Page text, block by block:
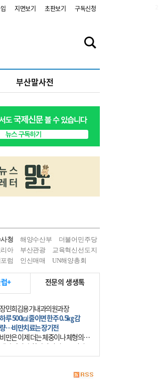
지면보기 초판보기 구독신청
부산말사전
청 해양수산부
더불어민주당
아 부산관광
교육혁신선도지
럼 인신매매 UN해양총회
+ 전문의 생생톡
장민희김용기내과의원과장
하루 500㎉ 줄이면 한주 0.5㎏ 감
량…비만치료는 장기전
비만은 이제 더는 체중이나 체형의 문
제가 아니다. 하나의 질병으로 인지
하고 치료와 관리를 해야 한다. 세계